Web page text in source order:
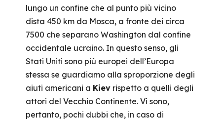
lungo un confine che al punto più vicino
dista 450 km da Mosca, a fronte dei circa
7500 che separano Washington dal confine
occidentale ucraino. In questo senso, gli
Stati Uniti sono più europei dell’Europa
stessa se guardiamo alla sproporzione degli
aiuti americani a Kievrispetto a quelli degli
attori del Vecchio Continente. Vi sono,
pertanto, pochi dubbi che, in caso di